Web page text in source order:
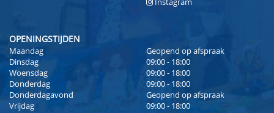
OPENINGSTIJDEN
Maandag
Geopend op afspraak
Dinsdag
09:00 - 18:00
Woensdag
09:00 - 18:00
Donderdag
09:00 - 18:00
Donderdagavond
Geopend op afspraak
Vrijdag
09:00 - 18:00